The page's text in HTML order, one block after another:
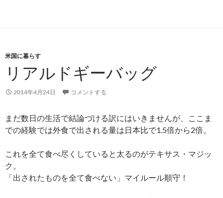
米国に暮らす
リアルドギーバッグ
2014年4月24日 コメントする
まだ数日の生活で結論づける訳にはいきませんが、ここま
での経験では外食で出される量は日本比で1.5倍から2倍。
これを全て食べ尽くしていると太るのがテキサス・マジッ
ク。
「出されたものを全て食べない」マイルール順守！